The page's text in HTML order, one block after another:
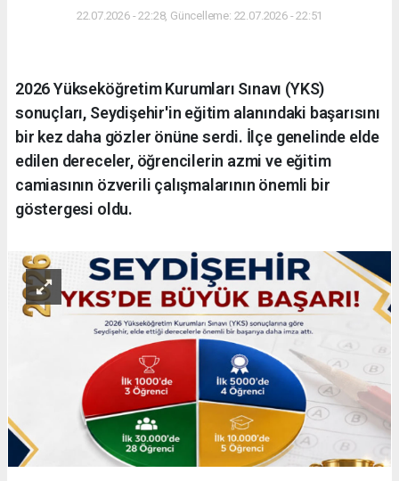
22.07.2026 - 22:28, Güncelleme: 22.07.2026 - 22:51
2026 Yükseköğretim Kurumları Sınavı (YKS)
sonuçları, Seydişehir'in eğitim alanındaki başarısını
bir kez daha gözler önüne serdi. İlçe genelinde elde
edilen dereceler, öğrencilerin azmi ve eğitim
camiasının özverili çalışmalarının önemli bir
göstergesi oldu.